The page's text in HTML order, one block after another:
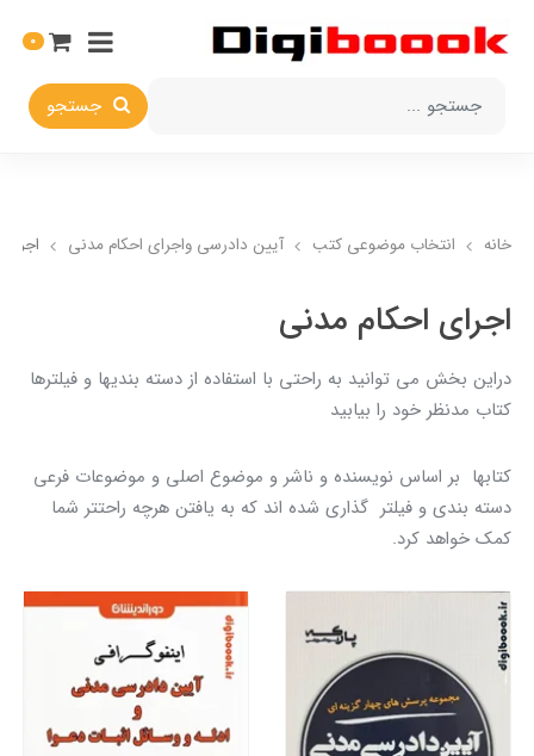
جستجو
0
خانه انتخاب​ موضوعي​ کتب آيين دادرسي ​واجراي ​احکام ​مدني
اجراي احکام مدني
دراين بخش مي توانيد به راحتي با استفاده از دسته بنديها و فيلترها
کتاب مدنظر خود را بيابيد
کتابها بر اساس نويسنده و ناشر و موضوع اصلي و موضوعات فرعي
دسته بندي و فيلتر گذاري شده اند که به يافتن هرچه راحتتر شما
کمک خواهد کرد.